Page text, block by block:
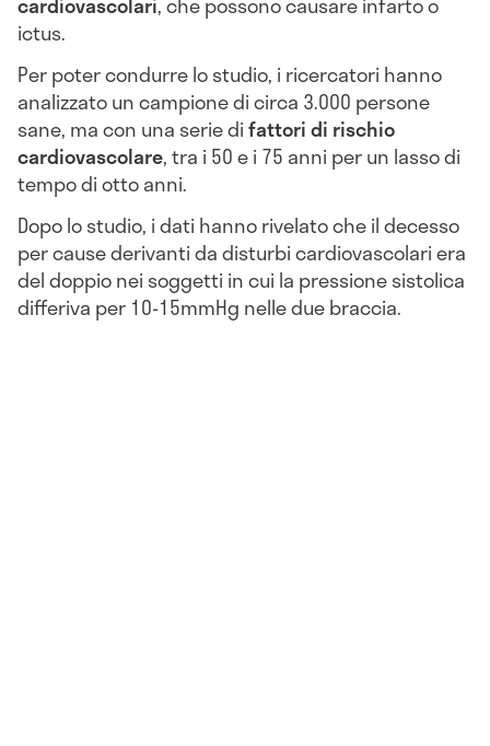
ictus.
Per poter condurre lo studio, i ricercatori hanno
analizzato un campione di circa 3.000 persone
sane, ma con una serie difattori di rischio
cardiovascolare, tra i 50 e i 75 anni per un lasso di
tempo di otto anni.
Dopo lo studio, i dati hanno rivelato che il decesso
per cause derivanti da disturbi cardiovascolari era
del doppio nei soggetti in cui la pressione sistolica
differiva per 10-15mmHg nelle due braccia.